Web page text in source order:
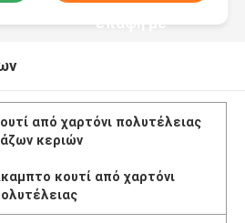
επαφή με
από χαρτόνι πολυτέλειας
κεριών
κουτί από χαρτόνι